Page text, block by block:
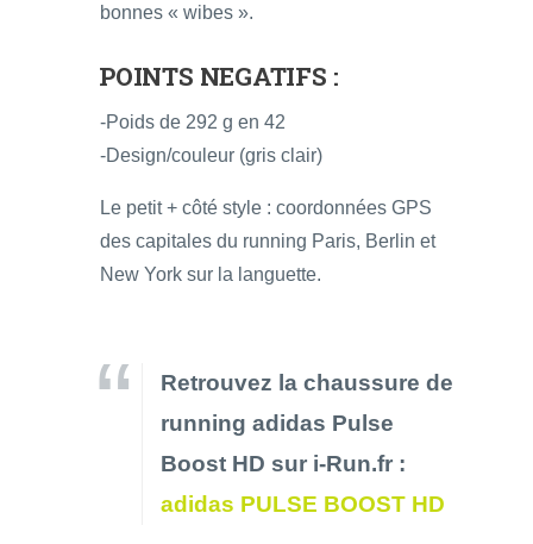
bonnes « wibes ».
POINTS NEGATIFS :
-Poids de 292 g en 42
-Design/couleur (gris clair)
Le petit + côté style : coordonnées GPS
des capitales du running Paris, Berlin et
New York sur la languette.
Retrouvez la chaussure de
running adidas Pulse
Boost HD sur i-Run.fr :
adidas PULSE BOOST HD